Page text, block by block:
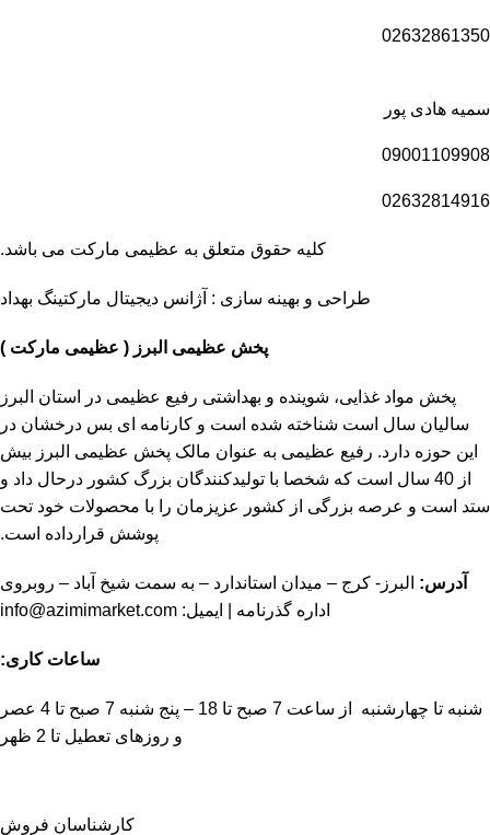
02632861350
سمیه هادی پور
09001109908
02632814916
کلیه حقوق متعلق به عظیمی مارکت می باشد.
طراحی و بهینه سازی : آژانس دیجیتال مارکتینگ بهداد
پخش عظیمی البرز ( عظیمی مارکت )
پخش مواد غذایی، شوینده و بهداشتی رفیع عظیمی در استان البرز
سالیان سال است شناخته شده است و کارنامه ای بس درخشان در
این حوزه دارد. رفیع عظیمی به عنوان مالک پخش عظیمی البرز بیش
از 40 سال است که شخصا با تولیدکنندگان بزرگ کشور درحال داد و
ستد است و عرصه بزرگی از کشور عزیزمان را با محصولات خود تحت
پوشش قرارداده است.
آدرس: البرز- کرج – میدان استاندارد – به سمت شیخ آباد – روبروی
اداره گذرنامه | ایمیل: info@azimimarket.com
ساعات کاری:
شنبه تا چهارشنبه از ساعت 7 صبح تا 18 – پنج شنبه 7 صبح تا 4 عصر
و روزهای تعطیل تا 2 ظهر
کارشناسان فروش